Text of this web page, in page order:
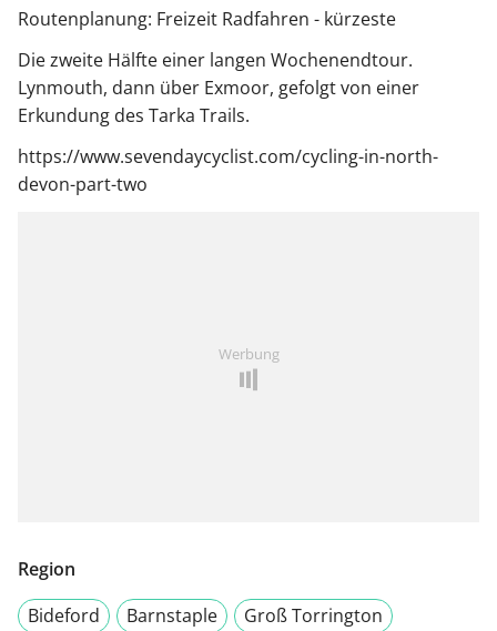
Routenplanung: Freizeit Radfahren - kürzeste
Die zweite Hälfte einer langen Wochenendtour.
Lynmouth, dann über Exmoor, gefolgt von einer
Erkundung des Tarka Trails.
https://www.sevendaycyclist.com/cycling-in-north-
devon-part-two
Werbung
Region
Bideford
Barnstaple
Groß Torrington